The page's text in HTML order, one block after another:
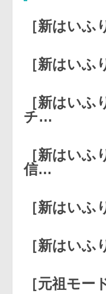
［新はい
［新はい
［新はい
チ…
［新はい
信…
［新はいふ
［新はい
［元祖モー